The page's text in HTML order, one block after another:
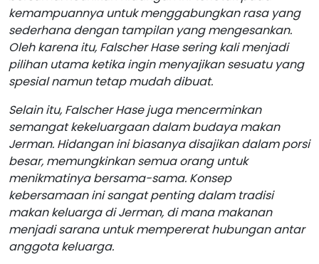
kemampuannya untuk menggabungkan rasa yang
sederhana dengan tampilan yang mengesankan.
Oleh karena itu, Falscher Hase sering kali menjadi
pilihan utama ketika ingin menyajikan sesuatu yang
spesial namun tetap mudah dibuat.
Selain itu, Falscher Hase juga mencerminkan
semangat kekeluargaan dalam budaya makan
Jerman. Hidangan ini biasanya disajikan dalam porsi
besar, memungkinkan semua orang untuk
menikmatinya bersama-sama. Konsep
kebersamaan ini sangat penting dalam tradisi
makan keluarga di Jerman, di mana makanan
menjadi sarana untuk mempererat hubungan antar
anggota keluarga.